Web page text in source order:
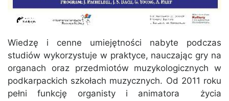
Wiedzę i cenne umiejętności nabyte podczas
studiów wykorzystuje w praktyce, nauczając gry na
organach oraz przedmiotów muzykologicznych w
podkarpackich szkołach muzycznych. Od 2011 roku
pełni funkcję organisty i animatora życia